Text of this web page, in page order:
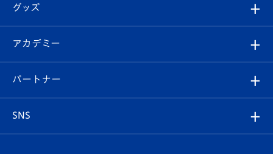
チケット
イベント
メディア
ホームタウン
スタッフプロフィール
マスコット紹介
Revive Team
ヴィヴィくんの長崎おもてなしガイド
フォトギャラリー
スタジアムグルメ
チケット
V-LOVERS（ファンクラブ）
プレイヤーズスイート
グッズ
オンラインショップ
店舗情報
アカデミー
育成からのお知らせ
U-18
パートナー
SNS